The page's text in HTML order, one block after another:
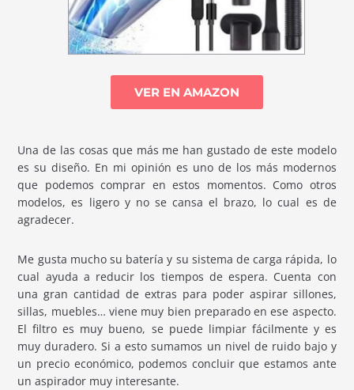
VER EN AMAZON
Una de las cosas que más me han gustado de este modelo
es su diseño. En mi opinión es uno de los más modernos
que podemos comprar en estos momentos. Como otros
modelos, es ligero y no se cansa el brazo, lo cual es de
agradecer.
Me gusta mucho su batería y su sistema de carga rápida, lo
cual ayuda a reducir los tiempos de espera. Cuenta con
una gran cantidad de extras para poder aspirar sillones,
sillas, muebles… viene muy bien preparado en ese aspecto.
El filtro es muy bueno, se puede limpiar fácilmente y es
muy duradero. Si a esto sumamos un nivel de ruido bajo y
un precio económico, podemos concluir que estamos ante
un aspirador muy interesante.